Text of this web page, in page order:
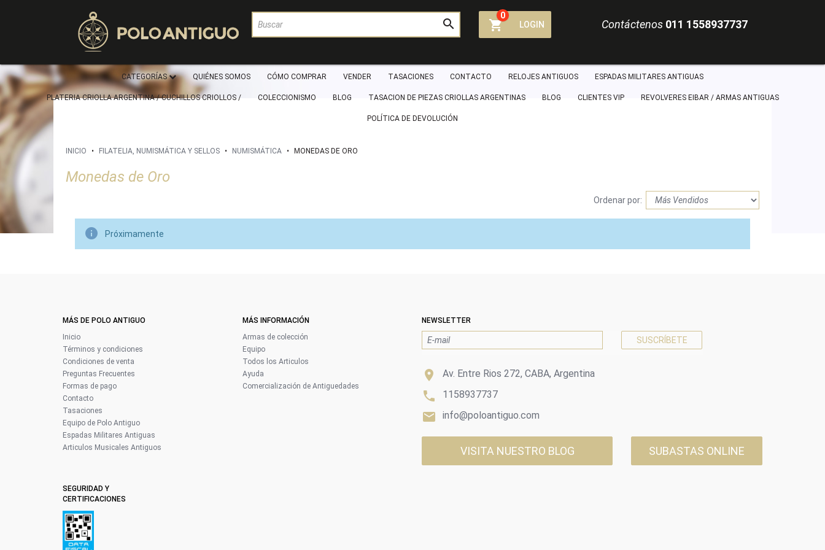
 
0
LOGIN
Contáctenos 011 1558937737
CATEGORÍAS QUIÉNES SOMOS CÓMO COMPRAR VENDER TASACIONES CONTACTO RELOJES ANTIGUOS ESPADAS MILITARES ANTIGUAS
PLATERIA CRIOLLA ARGENTINA / CUCHILLOS CRIOLLOS / COLECCIONISMO BLOG TASACION DE PIEZAS CRIOLLAS ARGENTINAS BLOG CLIENTES VIP REVOLVERES EIBAR / ARMAS ANTIGUAS
POLÍTICA DE DEVOLUCIÓN
INICIO • FILATELIA, NUMISMÁTICA Y SELLOS • NUMISMÁTICA • MONEDAS DE ORO
Monedas de Oro
Ordenar por:
 Próximamente
MÁS DE POLO ANTIGUO
Inicio
Términos y condiciones
Condiciones de venta
Preguntas Frecuentes
Formas de pago
Contacto
Tasaciones
Equipo de Polo Antiguo
Espadas Militares Antiguas
Articulos Musicales Antiguos
MÁS INFORMACIÓN
Armas de colección
Equipo
Todos los Articulos
Ayuda
Comercialización de Antiguedades
NEWSLETTER
 Av. Entre Rios 272, CABA, Argentina
 1158937737
 info@poloantiguo.com
VISITA NUESTRO BLOG SUBASTAS ONLINE
SEGURIDAD Y
CERTIFICACIONES